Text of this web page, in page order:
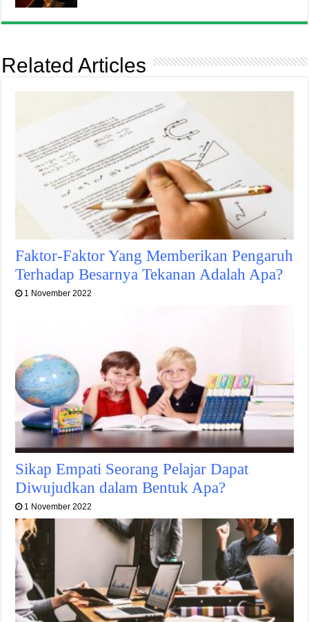
Related Articles
Faktor-Faktor Yang Memberikan Pengaruh
Terhadap Besarnya Tekanan Adalah Apa?
1 November 2022
Sikap Empati Seorang Pelajar Dapat
Diwujudkan dalam Bentuk Apa?
1 November 2022